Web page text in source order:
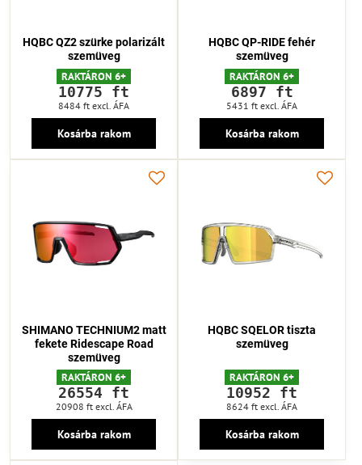
HQBC QZ2 szürke polarizált
szemüveg
RAKTÁRON 6+
10775 ft
8484 ft excl. ÁFA
Kosárba rakom
HQBC QP-RIDE fehér
szemüveg
RAKTÁRON 6+
6897 ft
5431 ft excl. ÁFA
Kosárba rakom
SHIMANO TECHNIUM2 matt
fekete Ridescape Road
szemüveg
RAKTÁRON 6+
26554 ft
20908 ft excl. ÁFA
Kosárba rakom
HQBC SQELOR tiszta
szemüveg
RAKTÁRON 6+
10952 ft
8624 ft excl. ÁFA
Kosárba rakom